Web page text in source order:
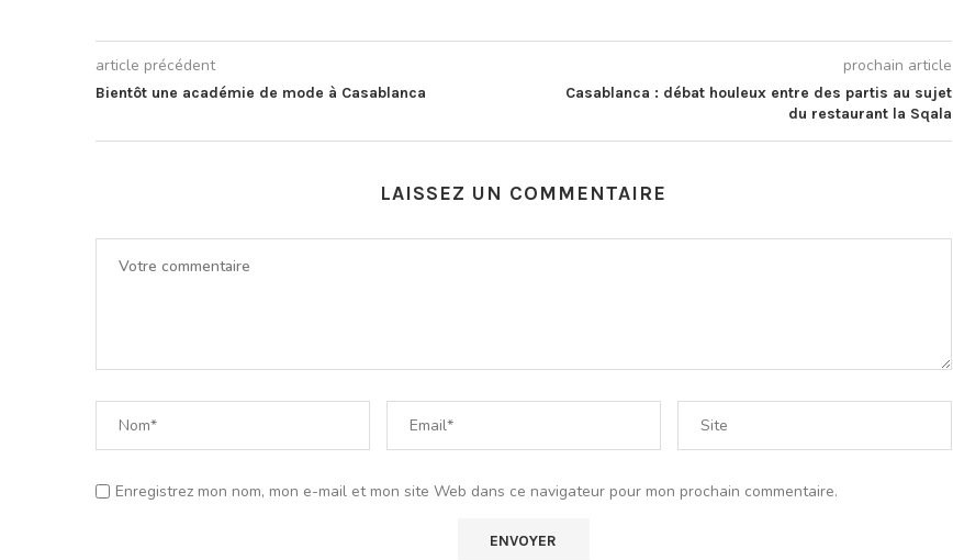
article précédent
Bientôt une académie de mode à Casablanca
prochain article
Casablanca : débat houleux entre des partis au sujet
du restaurant la Sqala
LAISSEZ UN COMMENTAIRE
Enregistrez mon nom, mon e-mail et mon site Web dans ce navigateur pour mon prochain commentaire.